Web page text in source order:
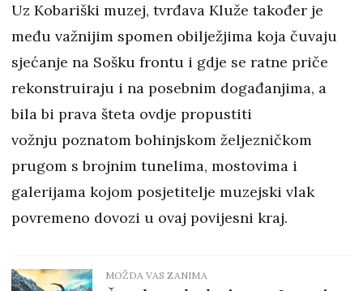
Uz Kobariški muzej, tvrđava Kluže također je
među važnijim spomen obilježjima koja čuvaju
sjećanje na Sošku frontu i gdje se ratne priče
rekonstruiraju i na posebnim događanjima, a
bila bi prava šteta ovdje propustiti
vožnju poznatom bohinjskom željezničkom
prugom s brojnim tunelima, mostovima i
galerijama kojom posjetitelje muzejski vlak
povremeno dovozi u ovaj povijesni kraj.
MOŽDA VAS ZANIMA